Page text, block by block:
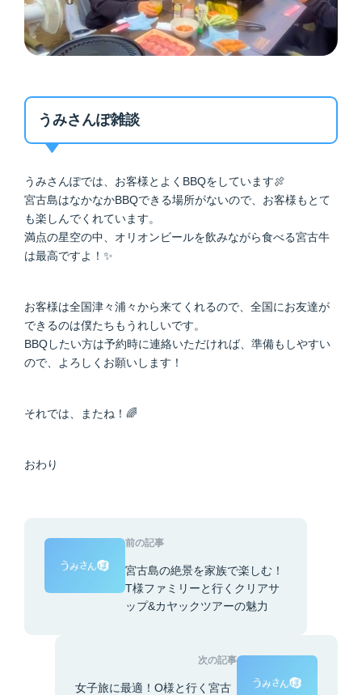
うみさんぽ雑談
うみさんぽでは、お客様とよくBBQをしています🍖
宮古島はなかなかBBQできる場所がないので、お客様もとて
も楽しんでくれています。
満点の星空の中、オリオンビールを飲みながら食べる宮古牛
は最高ですよ！✨
お客様は全国津々浦々から来てくれるので、全国にお友達が
できるのは僕たちもうれしいです。
BBQしたい方は予約時に連絡いただければ、準備もしやすい
ので、よろしくお願いします！
それでは、またね！🌈
おわり
前の記事
宮古島の絶景を家族で楽しむ！
T様ファミリーと行くクリアサ
ップ&カヤックツアーの魅力
次の記事
女子旅に最適！O様と行く宮古